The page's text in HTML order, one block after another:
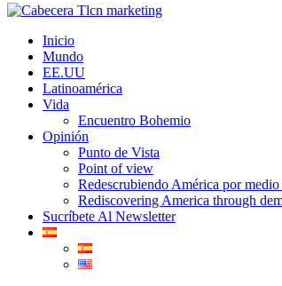
Inicio
Mundo
EE.UU
Latinoamérica
Vida
Encuentro Bohemio
Opinión
Punto de Vista
Point of view
Redescrubiendo América por
Rediscovering America through
Sucríbete Al Newsletter